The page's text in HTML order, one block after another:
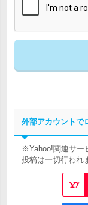
外部アカウントで
※Yahoo!関連サー
投稿は一切行われ